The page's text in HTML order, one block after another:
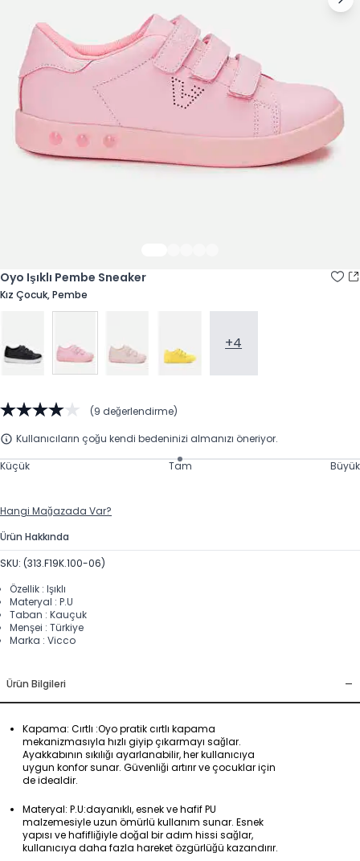
Oyo Işıklı Pembe Sneaker
Kız Çocuk, Pembe
+4
Hangi Mağazada Var?
Ürün Hakkında
SKU: (313.F19K.100-06)
Özellik : Işıklı
Materyal : P.U
Taban : Kauçuk
Menşei : Türkiye
Marka : Vicco
(9 değerlendirme)
Kullanıcıların çoğu kendi bedeninizi almanızı öneriyor.
Küçük
Tam Büyük
Ürün Bilgileri -
Kapama: Cırtlı :Oyo pratik cırtlı kapama
mekanizmasıyla hızlı giyip çıkarmayı sağlar.
Ayakkabının sıkılığı ayarlanabilir, her kullanıcıya
uygun konfor sunar. Güvenliği artırır ve çocuklar için
de idealdir.
Materyal: P.U:dayanıklı, esnek ve hafif PU
malzemesiyle uzun ömürlü kullanım sunar. Esnek
yapısı ve hafifliğiyle doğal bir adım hissi sağlar,
kullanıcıya daha fazla hareket özgürlüğü kazandırır.